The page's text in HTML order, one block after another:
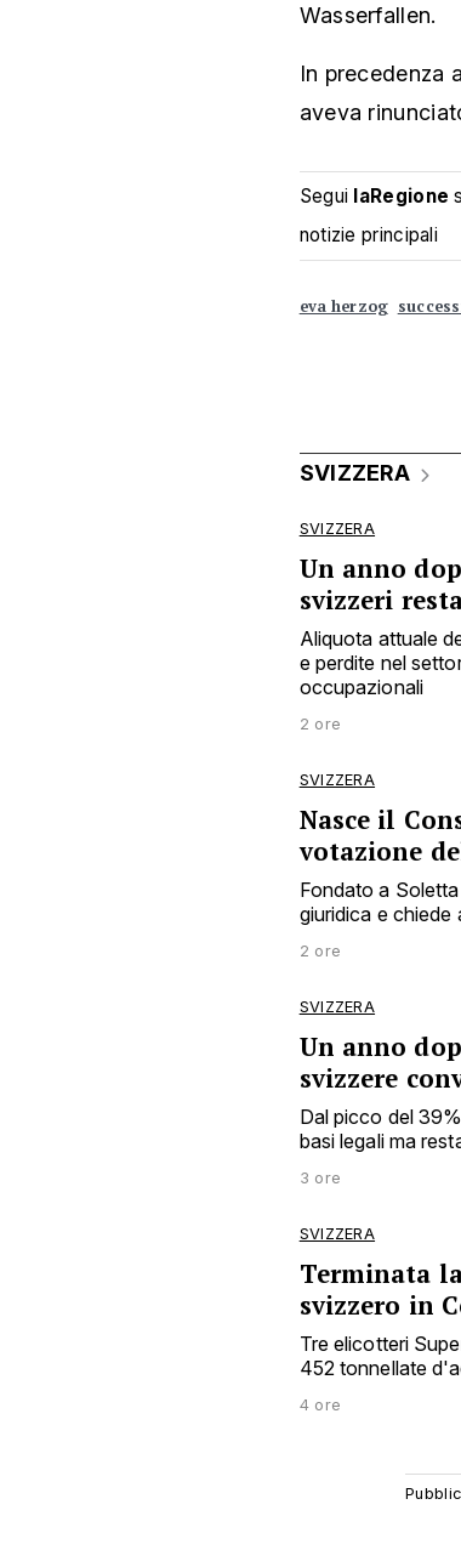
Wasserfallen.
In precedenza
aveva
Segui laRegione
notizie principali
eva herzog
SVIZZERA
SVIZZERA
Un anno
svizzeri
Aliquota attuale
e perdite nel
occupazionali
2 ore
SVIZZERA
Nasce il
votazione
Fondato a
giuridica e chiede
2 ore
SVIZZERA
Un anno
svizzere
Dal picco del
basi legali ma
3 ore
SVIZZERA
Terminata
svizzero in
Tre elicotteri
452 tonnellate
4 ore